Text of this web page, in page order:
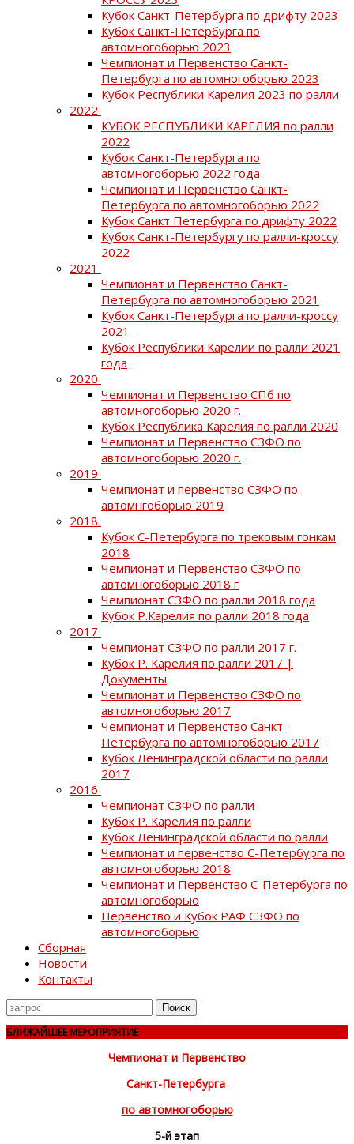
Кубок Санкт-Петербурга по дрифту 2023
Кубок Санкт-Петербурга по
автомногоборью 2023
Чемпионат и Первенство Санкт-
Петербурга по автомногоборью 2023
Кубок Республики Карелия 2023 по ралли
2022
КУБОК РЕСПУБЛИКИ КАРЕЛИЯ по ралли
2022
Кубок Санкт-Петербурга по
автомногоборью 2022 года
Чемпионат и Первенство Санкт-
Петербурга по автомногоборью 2022
Кубок Санкт Петербурга по дрифту 2022
Кубок Санкт-Петербургу по ралли-кроссу
2022
2021
Чемпионат и Первенство Санкт-
Петербурга по автомногоборью 2021
Кубок Санкт-Петербурга по ралли-кроссу
2021
Кубок Республики Карелии по ралли 2021
года
2020
Чемпионат и Первенство СПб по
автомногоборью 2020 г.
Кубок Республика Карелия по ралли 2020
Чемпионат и Первенство СЗФО по
автомногоборью 2020 г.
2019
Чемпионат и первенство СЗФО по
автомнгоборью 2019
2018
Кубок С-Петербурга по трековым гонкам
2018
Чемпионат и Первенство СЗФО по
автомногоборью 2018 г
Чемпионат СЗФО по ралли 2018 года
Кубок Р.Карелия по ралли 2018 года
2017
Чемпионат СЗФО по ралли 2017 г.
Кубок Р. Карелия по ралли 2017 |
Документы
Чемпионат и Первенство СЗФО по
автомногоборью 2017
Чемпионат и Первенство Санкт-
Петербурга по автомногоборью 2017
Кубок Ленинградской области по ралли
2017
2016
Чемпионат СЗФО по ралли
Кубок Р. Карелия по ралли
Кубок Ленинградской области по ралли
Чемпионат и первенство С-Петербурга по
автомногоборью 2018
Чемпионат и Первенство С-Петербурга по
автомногоборью
Первенство и Кубок РАФ СЗФО по
автомногоборью
Сборная
Новости
Контакты
Поиск
для
БЛИЖАЙШЕЕ МЕРОПРИЯТИЕ
Чемпионат и Первенство
Санкт-Петербурга
по автомногоборью
5-й этап